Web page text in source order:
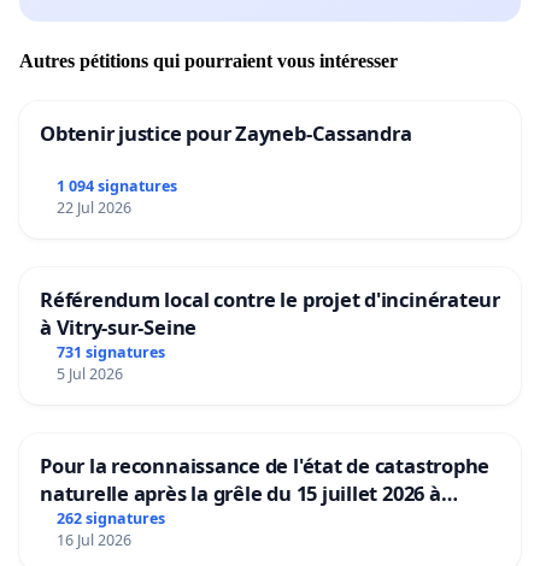
Autres pétitions qui pourraient vous intéresser
Obtenir justice pour Zayneb-Cassandra
1 094 signatures
22 Jul 2026
Référendum local contre le projet d'incinérateur
à Vitry-sur-Seine
731 signatures
5 Jul 2026
Pour la reconnaissance de l'état de catastrophe
naturelle après la grêle du 15 juillet 2026 à
Aubenas et ses alentours
262 signatures
16 Jul 2026